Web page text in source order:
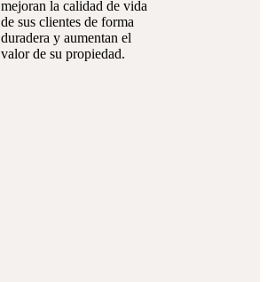
mejoran la calidad de vida
de sus clientes de forma
duradera y aumentan el
valor de su propiedad.